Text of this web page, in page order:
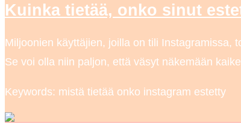
Kuinka tietää, onko sinut
Miljoonien käyttäjien, joilla on tili Instagramissa,
Se voi olla niin paljon, että väsyt näkemään
Keywords: mistä tietää onko instagram estetty